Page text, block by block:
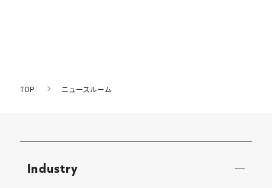
TOP ニュースルーム
Industry